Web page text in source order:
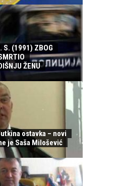
S. (1991) ZBOG
ŽENU
ostavka – novi
je Saša Milošević